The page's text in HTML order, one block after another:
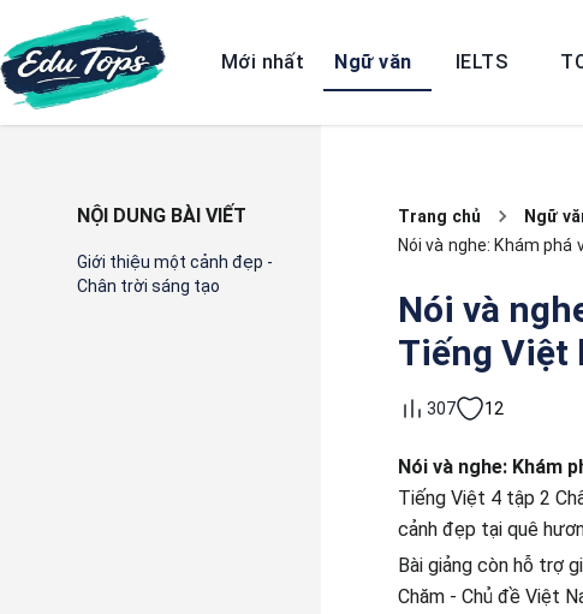
Mới nhất Ngữ văn IELTS
NỘI DUNG BÀI VIẾT
Giới thiệu một cảnh đẹp -
Chân trời sáng tạo
Trang chủ
Ngữ
Nói và nghe: Khám
Nói và
Tiếng Việt
307 12
Nói và nghe: Khám
Tiếng Việt 4 tập 2
cảnh đẹp tại quê
Bài giảng còn hỗ trợ
Chăm - Chủ đề Việt